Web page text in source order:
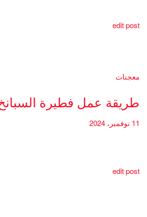
edit post
معجنات
طريقة عمل فطيرة السبانخ
11 نوفمبر، 2024
edit post